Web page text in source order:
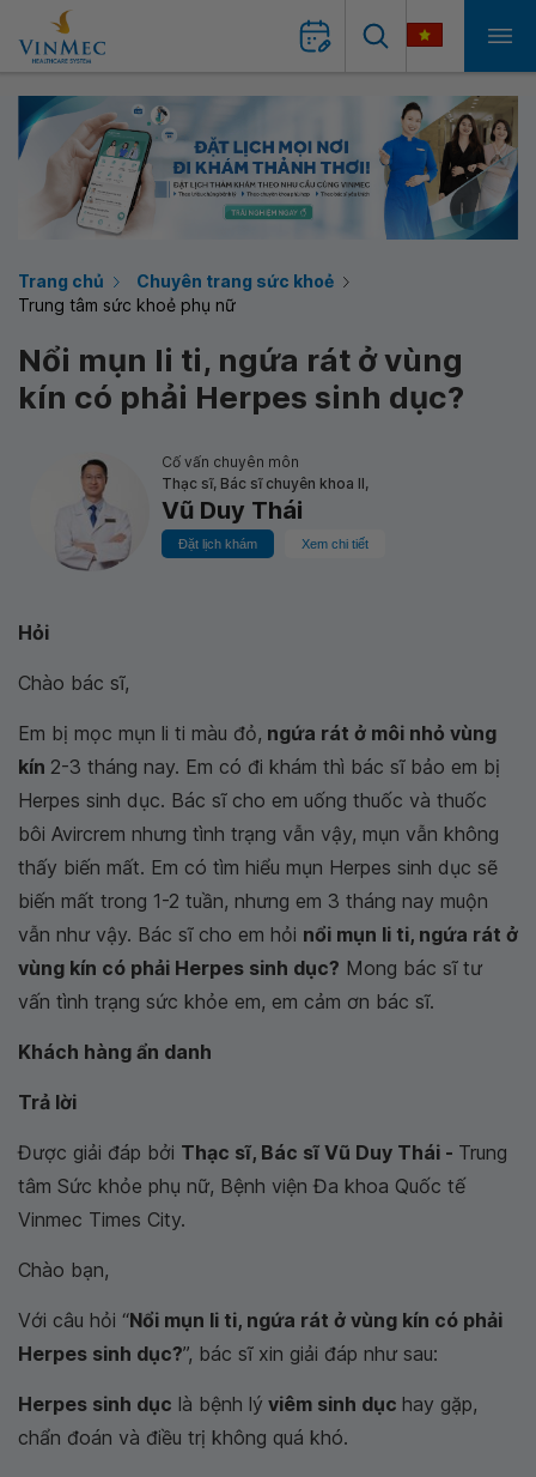
Trang chủ
Chuyên trang sức khoẻ
Trung tâm sức khoẻ phụ nữ
Nổi mụn li ti, ngứa rát ở vùng
kín có phải Herpes sinh dục?
Cố vấn chuyên môn
Thạc sĩ, Bác sĩ chuyên khoa II,
Vũ Duy Thái
Đặt lịch khám Xem chi tiết
Hỏi
Chào bác sĩ,
Em bị mọc mụn li ti màu đỏ, ngứa rát ở môi nhỏ vùng
kín 2-3 tháng nay. Em có đi khám thì bác sĩ bảo em bị
Herpes sinh dục. Bác sĩ cho em uống thuốc và thuốc
bôi Avircrem nhưng tình trạng vẫn vậy, mụn vẫn không
thấy biến mất. Em có tìm hiểu mụn Herpes sinh dục sẽ
biến mất trong 1-2 tuần, nhưng em 3 tháng nay muộn
vẫn như vậy. Bác sĩ cho em hỏi nổi mụn li ti, ngứa rát ở
vùng kín có phải Herpes sinh dục? Mong bác sĩ tư
vấn tình trạng sức khỏe em, em cảm ơn bác sĩ.
Khách hàng ẩn danh
Trả lời
Được giải đáp bởi Thạc sĩ, Bác sĩ Vũ Duy Thái - Trung
tâm Sức khỏe phụ nữ, Bệnh viện Đa khoa Quốc tế
Vinmec Times City.
Chào bạn,
Với câu hỏi “Nổi mụn li ti, ngứa rát ở vùng kín có phải
Herpes sinh dục?”, bác sĩ xin giải đáp như sau:
Herpes sinh dục là bệnh lý viêm sinh dục hay gặp,
chẩn đoán và điều trị không quá khó.